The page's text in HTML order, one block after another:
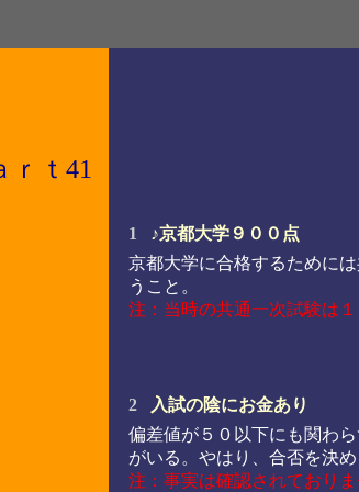
ｒｔ41
1
♪京都大学９００点
京都大学に合格するために
うこと。
注：当時の共通一次試験は
2
入試の陰にお金あり
偏差値が５０以下にも関わ
がいる。やはり、合否を決
注：事実は確認されておりま